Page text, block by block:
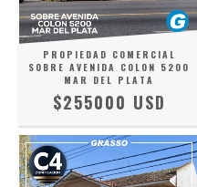
PROPIEDAD COMERCIAL
SOBRE AVENIDA COLON 5200
MAR DEL PLATA
$255000 USD